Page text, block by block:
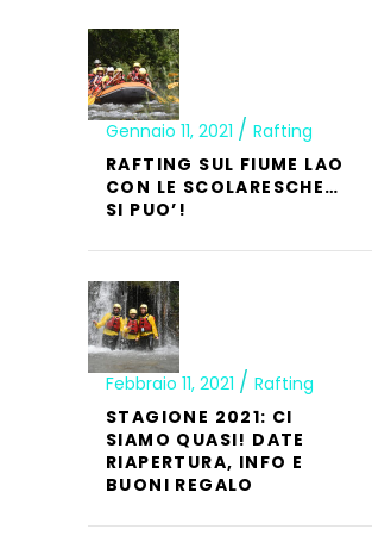
Gennaio 11, 2021
Rafting
RAFTING SUL FIUME LAO
CON LE SCOLARESCHE…
SI PUO’!
Febbraio 11, 2021
Rafting
STAGIONE 2021: CI
SIAMO QUASI! DATE
RIAPERTURA, INFO E
BUONI REGALO